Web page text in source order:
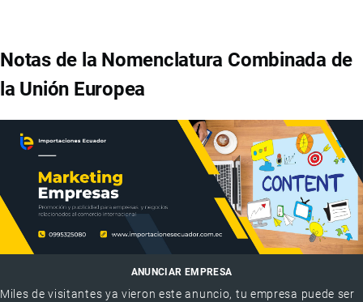
Notas de la Nomenclatura Combinada de
la Unión Europea
ANUNCIAR EMPRESA
Miles de visitantes ya vieron este anuncio, tu empresa puede ser